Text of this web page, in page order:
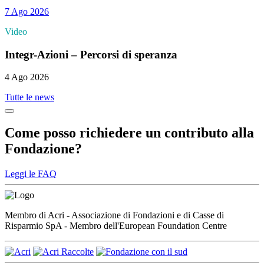
7 Ago 2026
Video
Integr-Azioni – Percorsi di speranza
4 Ago 2026
Tutte le news
Come posso richiedere un contributo alla
Fondazione?
Leggi le FAQ
Membro di Acri - Associazione di Fondazioni e di Casse di
Risparmio SpA - Membro dell'European Foundation Centre